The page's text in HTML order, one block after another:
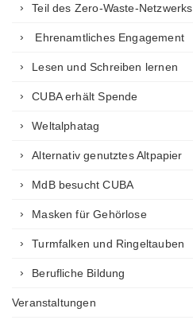
Teil des Zero-Waste-Netzwerks
Ehrenamtliches Engagement
Lesen und Schreiben lernen
CUBA erhält Spende
Weltalphatag
Alternativ genutztes Altpapier
MdB besucht CUBA
Masken für Gehörlose
Turmfalken und Ringeltauben
Berufliche Bildung
Veranstaltungen